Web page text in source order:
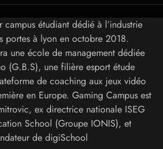
étudiant dédié à l’industrie
portes à lyon en octobre 2018.
une école de management dédiée
(G.B.S), une filière esport étude
de coaching aux jeux vidéo
en Europe. Gaming Campus est
ex directrice nationale ISEG
School (Groupe IONIS), et
de digiSchool